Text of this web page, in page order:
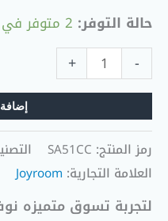
حالة التوفر: 2 متوفر في المخزون
-
+
رمز المنتج: SA51CC
العلامة التجارية: Joyroom
لتجربة تسوق متميزه